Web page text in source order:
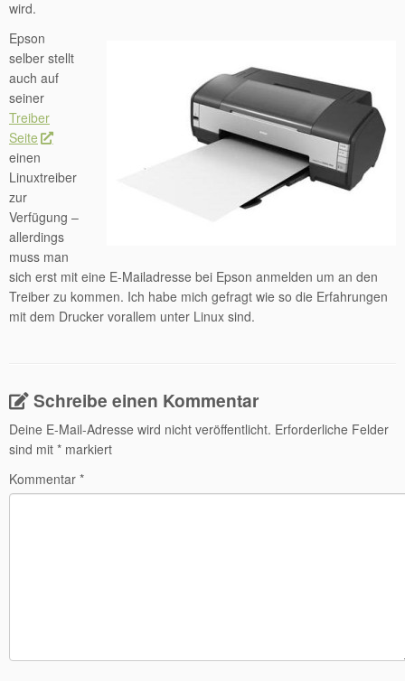
wird.
Epson
selber stellt
auch auf
seiner
Treiber
Seite
einen
Linuxtreiber
zur
Verfügung –
allerdings
muss man
sich erst mit eine E-Mailadresse bei Epson anmelden um an den
Treiber zu kommen. Ich habe mich gefragt wie so die Erfahrungen
mit dem Drucker vorallem unter Linux sind.
Schreibe einen Kommentar
Deine E-Mail-Adresse wird nicht veröffentlicht. Erforderliche Felder
sind mit * markiert
Kommentar *